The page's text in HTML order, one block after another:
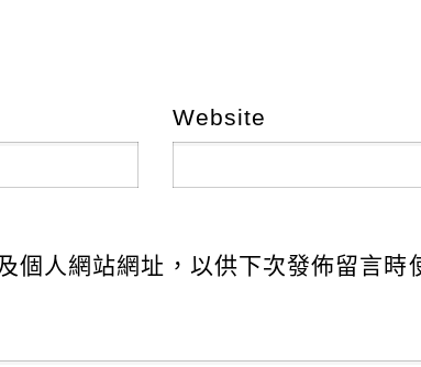
Website
個人網站網址，以供下次發佈留言時